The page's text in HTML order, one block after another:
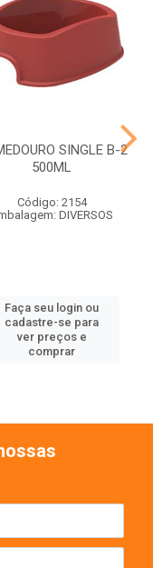
SINGLE B-2
500ML
Código: 2154
DIVERSOS
Faça seu login ou
cadastre-se para
ver preços e
comprar